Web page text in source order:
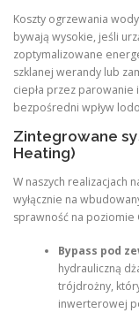
Koszty ogrzewania
bywają wysokie, jeśli
zoptymalizowane
szklanej werandy lub
ciepła przez
bezpośredni wpływ
Zintegrowane
Heating)
W naszych realizacjach
wyłącznie na
sprawność na poziomie
Bypass pod
hydrauliczną
trójdrożny,
inwerterowej